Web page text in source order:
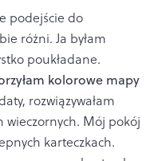
podejście do
różni. Ja byłam
poukładane.
kolorowe mapy
rozwiązywałam
Mój pokój
karteczkach.